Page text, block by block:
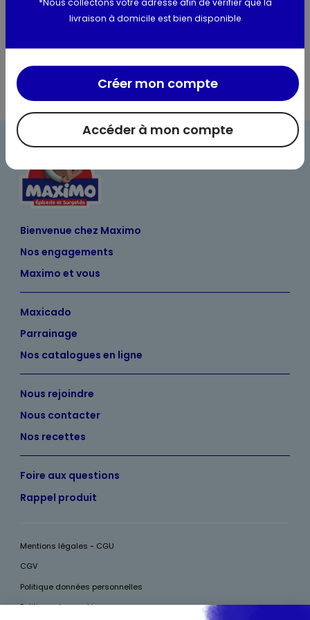
Bienvenue chez Maximo
Nos engagements
Maximo et vous
Maxicado
Parrainage
Nos catalogues en ligne
Nous rejoindre
Nous contacter
Nos recettes
Foire aux questions
Rappel produit
Mentions légales - CGU
CGV
Politique données personnelles
Politique des cookies
livraison à domicile est bien disponible
Accéder à mon compte
Créer mon compte